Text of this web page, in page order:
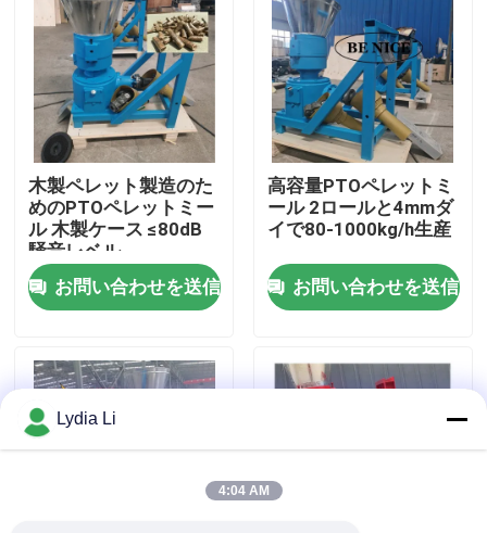
VRショー
企業情報
会社案内
品質管理
お問い合わせ
見積依頼
餌の製造所機械
木製ペレット製造のた
めのPTOペレットミー
ル 木製ケース ≤80dB
騒音レベル
お問い合わせを送信
高容量PTOペレットミ
ール 2ロールと4mmダ
イで80-1000kg/h生産
お問い合わせを送信
Lydia Li
4:04 AM